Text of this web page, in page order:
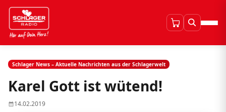
Schlager News – Aktuelle Nachrichten aus der Schlagerwelt
Karel Gott ist wütend!
14.02.2019